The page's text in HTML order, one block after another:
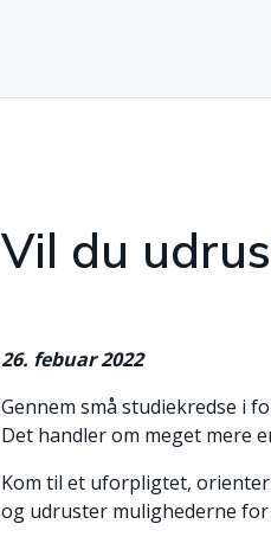
Vil du
26. febuar 2022
Gennem små studiekredse i
Det handler om meget mere
Kom til et uforpligtet,
og udruster mulighederne